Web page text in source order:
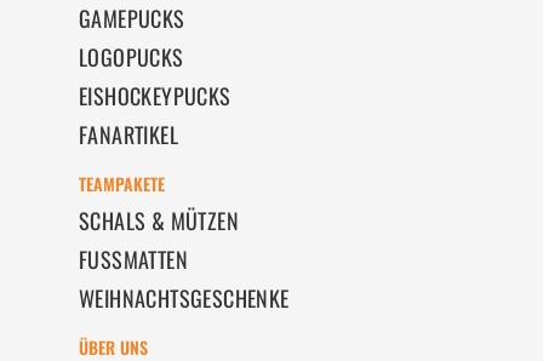
GAMEPUCKS
LOGOPUCKS
EISHOCKEYPUCKS
FANARTIKEL
TEAMPAKETE
SCHALS & MÜTZEN
FUSSMATTEN
WEIHNACHTSGESCHENKE
ÜBER UNS